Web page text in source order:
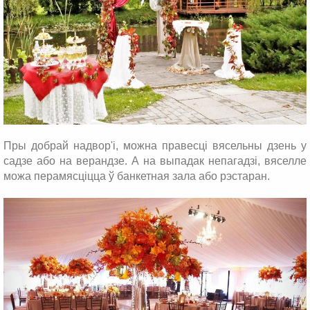
Пры добрай надвор'і, можна правесці вясельны дзень у
садзе або на верандзе. А на выпадак непагадзі, вяселле
можа перамясціцца ў банкетная зала або рэстаран.